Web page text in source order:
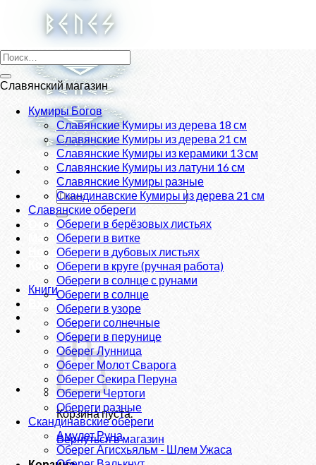
Искать:
О нас
Магазин
Новости
Контакты
Книги
Вход
Корзина пуста.
Вернуться в магазин
Искать:
Славянский магазин
Кумиры Богов
Славянские Кумиры из дерева 18 см
Славянские Кумиры из дерева 21 см
Славянские Кумиры из керамики 13 см
Славянские Кумиры из латуни 16 см
Славянские Кумиры разные
Скандинавские Кумиры из дерева 21 см
Славянские обереги
Обереги в берёзовых листьях
Обереги в витке
Обереги в дубовых листьях
Обереги в круге (ручная работа)
Обереги в солнце с рунами
Обереги в солнце
Обереги в узоре
Обереги солнечные
Обереги в перунице
Оберег Лунница
Оберег Молот Сварога
Оберег Секира Перуна
Обереги Чертоги
Обереги разные
Скандинавские обереги
Амулет Руна
Оберег Агисхьяльм - Шлем Ужаса